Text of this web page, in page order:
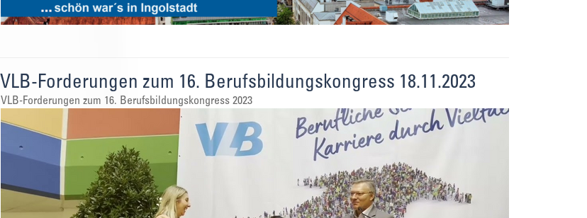
VLB-Forderungen zum 16. Berufsbildungskongress 18.11.2023
VLB-Forderungen zum 16. Berufsbildungskongress 2023